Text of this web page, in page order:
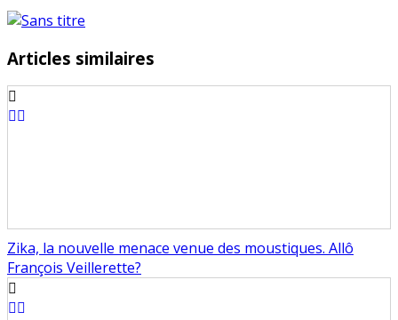
Marc
Articles similaires
Zika, la nouvelle menace venue des moustiques. Allô
François Veillerette?